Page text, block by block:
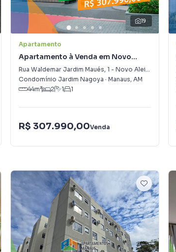
Chapada
19
Apartamento
Apartamento à Venda em Novo
Aleixo
Rua Waldemar Jardim Maués, 1 - Novo Aleixo
Condomínio Jardim Nagoya · Manaus, AM
44m² 2 1 1
R$ 307.990,00Venda